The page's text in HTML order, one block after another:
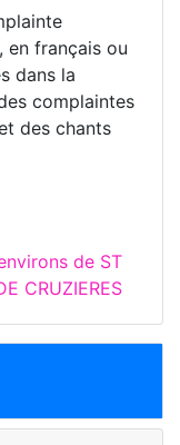
en français ou
dans la
complaintes
des chants
de ST
CRUZIERES